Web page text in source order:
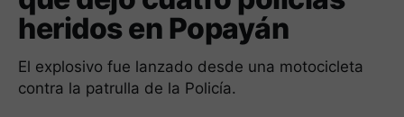
heridos en Popayán
El explosivo fue lanzado desde una motocicleta
contra la patrulla de la Policía.